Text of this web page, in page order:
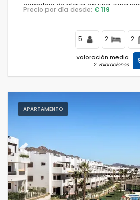
complejo de playa, en una zona
montañosa cercana a
Precio por día desde: € 119
5 2 2
Valoración media
2 Valoraciones
APARTAMENTO
Previous